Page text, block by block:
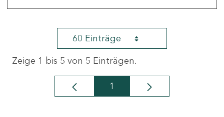
60 Einträge
Zeige 1 bis 5 von 5 Einträgen.
Seite
1